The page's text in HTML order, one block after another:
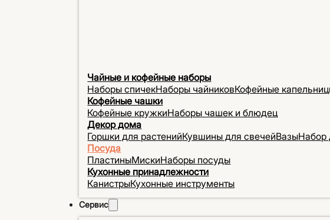
Чайные и кофейные наборы
Наборы спичекНаборы чайниковКофейные
Кофейные чашки
Кофейные кружкиНаборы чашек и блюдец
Декор дома
Горшки для растенийКувшины для свечейВазыНабор
Посуда
ПластиныМискиНаборы посуды
Кухонные принадлежности
КанистрыКухонные инструменты
Сервис